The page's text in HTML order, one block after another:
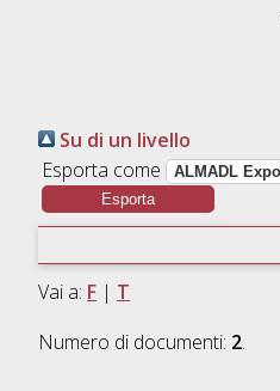
Su di un livello
Esporta come
Vai a: F| T
Numero di documenti: 2.